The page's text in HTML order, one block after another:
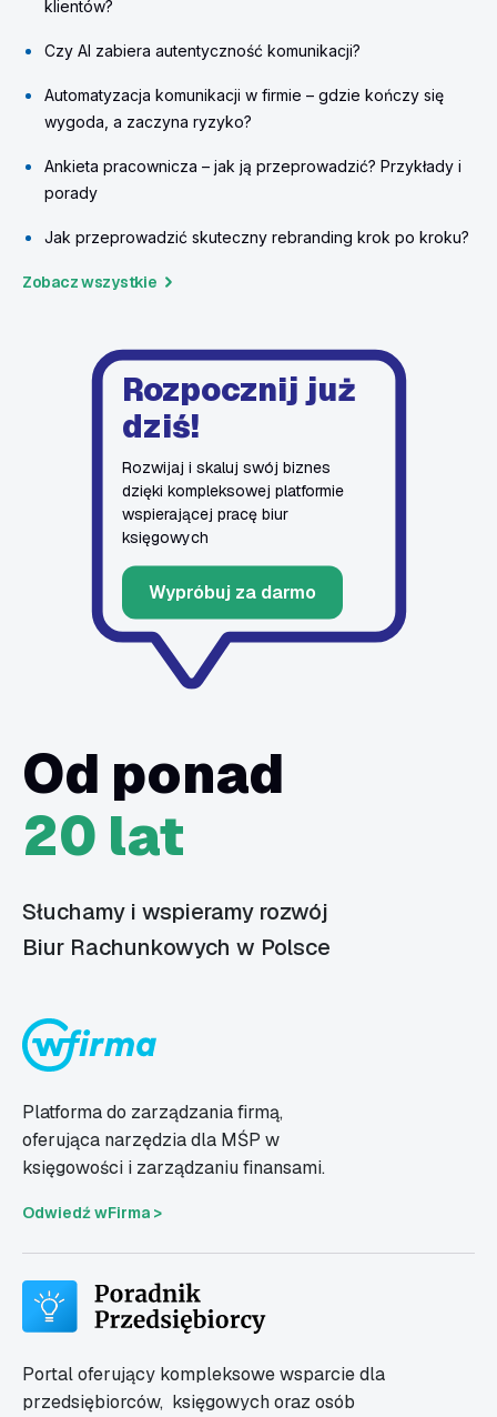
klientów?
Czy AI zabiera autentyczność komunikacji?
Automatyzacja komunikacji w firmie – gdzie kończy się
wygoda, a zaczyna ryzyko?
Ankieta pracownicza – jak ją przeprowadzić? Przykłady i
porady
Jak przeprowadzić skuteczny rebranding krok po kroku?
Zobacz wszystkie
Rozpocznij już
dziś!
Rozwijaj i skaluj swój biznes
dzięki kompleksowej platformie
wspierającej pracę biur
księgowych
Wypróbuj za darmo
Od ponad
20 lat
Słuchamy i wspieramy rozwój
Biur Rachunkowych w Polsce
Platforma do zarządzania firmą,
oferująca narzędzia dla MŚP w
księgowości i zarządzaniu finansami.
Odwiedź wFirma >
Portal oferujący kompleksowe wsparcie dla
przedsiębiorców, księgowych oraz osób